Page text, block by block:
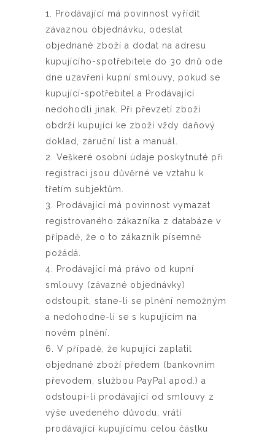
1. Prodávající má povinnost vyřídit
závaznou objednávku, odeslat
objednané zboží a dodat na adresu
kupujícího-spotřebitele do 30 dnů ode
dne uzavření kupní smlouvy, pokud se
kupující-spotřebitel a Prodávající
nedohodli jinak. Při převzetí zboží
obdrží kupující ke zboží vždy daňový
doklad, záruční list a manuál.
2. Veškeré osobní údaje poskytnuté při
registraci jsou důvěrné ve vztahu k
třetím subjektům.
3. Prodávající má povinnost vymazat
registrovaného zákazníka z databáze v
případě, že o to zákazník písemně
požádá.
4. Prodávající má právo od kupní
smlouvy (závazné objednávky)
odstoupit, stane-li se plnění nemožným
a nedohodne-li se s kupujícím na
novém plnění.
6. V případě, že kupující zaplatil
objednané zboží předem (bankovním
převodem, službou PayPal apod.) a
odstoupí-li prodávající od smlouvy z
výše uvedeného důvodu, vrátí
prodávající kupujícímu celou částku